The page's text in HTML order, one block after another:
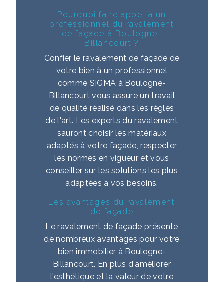
Pourquoi faire appel à un
professionnel du ravalement
de façade à Boulogne-
Billancourt ?
Confier le ravalement de façade de
votre bien à un professionnel
comme SIGMA à Boulogne-
Billancourt vous assure un travail
de qualité réalisé dans les règles
de l'art. Les experts du ravalement
sauront choisir les matériaux
adaptés à votre façade, respecter
les normes en vigueur et vous
conseiller sur les solutions les plus
adaptées à vos besoins.
Les avantages du ravalement
de façade
Le ravalement de façade présente
de nombreux avantages pour votre
bien immobilier à Boulogne-
Billancourt. En plus d'améliorer
l'esthétique et la valeur de votre